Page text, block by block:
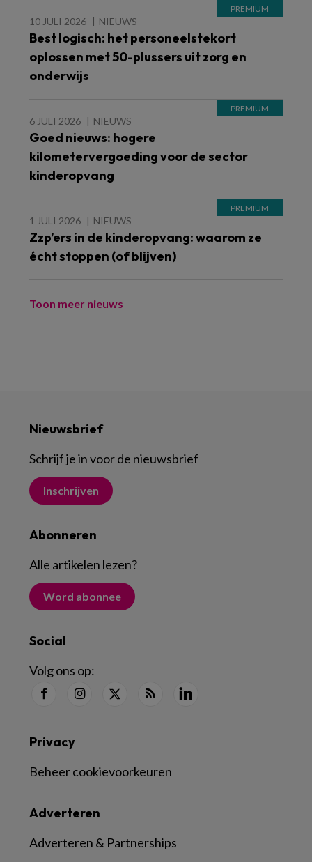
10 JULI 2026 NIEUWS
Best logisch: het personeelstekort
oplossen met 50-plussers uit zorg en
onderwijs
6 JULI 2026 NIEUWS
Goed nieuws: hogere
kilometervergoeding voor de sector
kinderopvang
1 JULI 2026 NIEUWS
Zzp’ers in de kinderopvang: waarom ze
écht stoppen (of blijven)
Toon meer nieuws
Nieuwsbrief
Schrijf je in voor de nieuwsbrief
Inschrijven
Abonneren
Alle artikelen lezen?
Word abonnee
Social
Volg ons op:
Adverteren
Adverteren & Partnerships
Privacy
Beheer cookievoorkeuren